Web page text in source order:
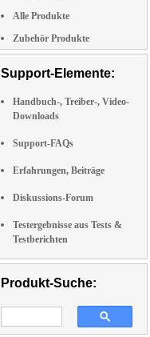
Alle Produkte
Zubehör Produkte
Support-Elemente:
Handbuch-, Treiber-, Video-
Downloads
Support-FAQs
Erfahrungen, Beiträge
Diskussions-Forum
Testergebnisse aus Tests &
Testberichten
Produkt-Suche: